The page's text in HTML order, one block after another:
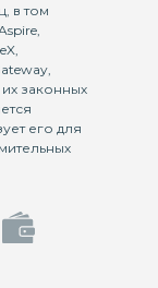
в том
законных
его для